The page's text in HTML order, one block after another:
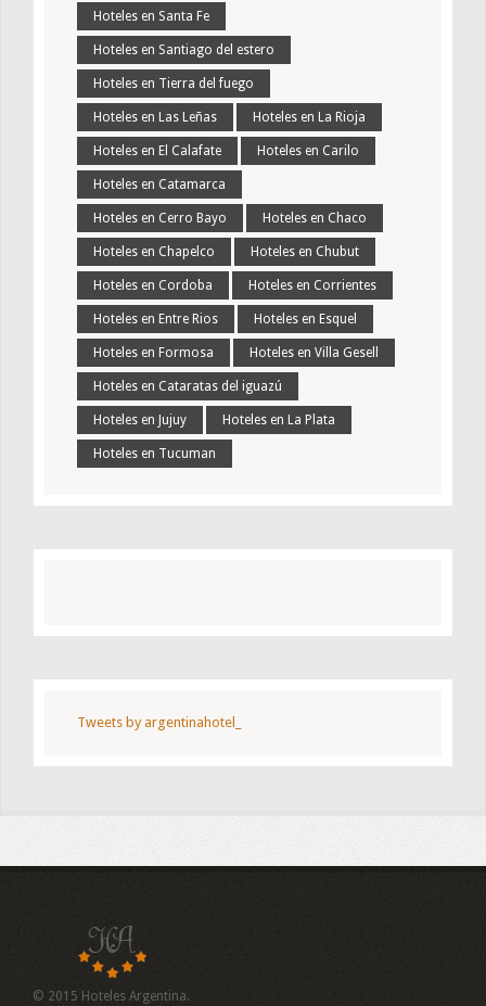
Hoteles en Santa Fe
Hoteles en Santiago del estero
Hoteles en Tierra del fuego
Hoteles en Las Leñas Hoteles en La Rioja
Hoteles en El Calafate Hoteles en Carilo
Hoteles en Catamarca
Hoteles en Cerro Bayo Hoteles en Chaco
Hoteles en Chapelco Hoteles en Chubut
Hoteles en Cordoba Hoteles en Corrientes
Hoteles en Entre Rios Hoteles en Esquel
Hoteles en Formosa Hoteles en Villa Gesell
Hoteles en Cataratas del iguazú
Hoteles en Jujuy Hoteles en La Plata
Hoteles en Tucuman
Tweets by argentinahotel_
© 2015 Hoteles Argentina.